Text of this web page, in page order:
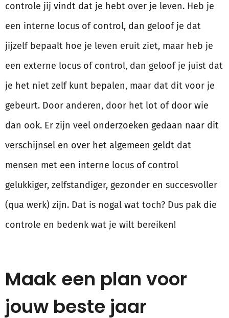
controle jij vindt dat je hebt over je leven. Heb je
een interne locus of control, dan geloof je dat
jijzelf bepaalt hoe je leven eruit ziet, maar heb je
een externe locus of control, dan geloof je juist dat
je het niet zelf kunt bepalen, maar dat dit voor je
gebeurt. Door anderen, door het lot of door wie
dan ook. Er zijn veel onderzoeken gedaan naar dit
verschijnsel en over het algemeen geldt dat
mensen met een interne locus of control
gelukkiger, zelfstandiger, gezonder en succesvoller
(qua werk) zijn. Dat is nogal wat toch? Dus pak die
controle en bedenk wat je wilt bereiken!
Maak een plan voor
jouw beste jaar